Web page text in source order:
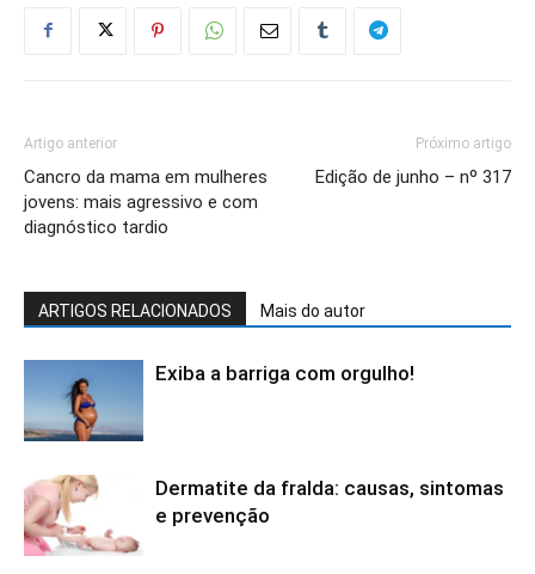
Artigo anterior
Cancro da mama em mulheres
jovens: mais agressivo e com
diagnóstico tardio
Próximo artigo
Edição de junho – nº 317
ARTIGOS RELACIONADOS Mais do autor
Exiba a barriga com orgulho!
Dermatite da fralda: causas, sintomas
e prevenção